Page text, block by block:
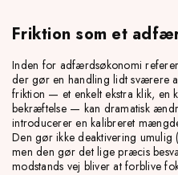
Friktion som et
Inden for adfærdsøkonomi
der gør en handling lidt sværere
friktion — et enkelt ekstra klik, en
bekræftelse — kan dramatisk
introducerer en kalibreret
Den gør ikke deaktivering
men den gør det lige præcis
modstands vej bliver at forblive